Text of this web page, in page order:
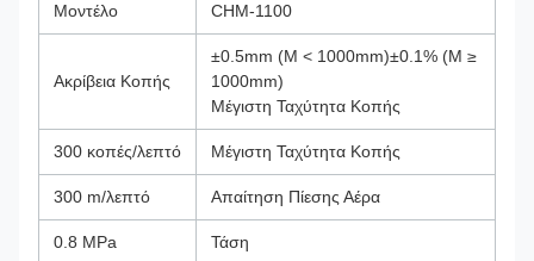
Μοντέλο CHM-1100
Ακρίβεια Κοπής
±0.5mm (Μ < 1000mm)±0.1% (Μ ≥
1000mm)
Μέγιστη Ταχύτητα Κοπής
300 κοπές/λεπτό Μέγιστη Ταχύτητα Κοπής
300 m/λεπτό Απαίτηση Πίεσης Αέρα
0.8 MPa Τάση